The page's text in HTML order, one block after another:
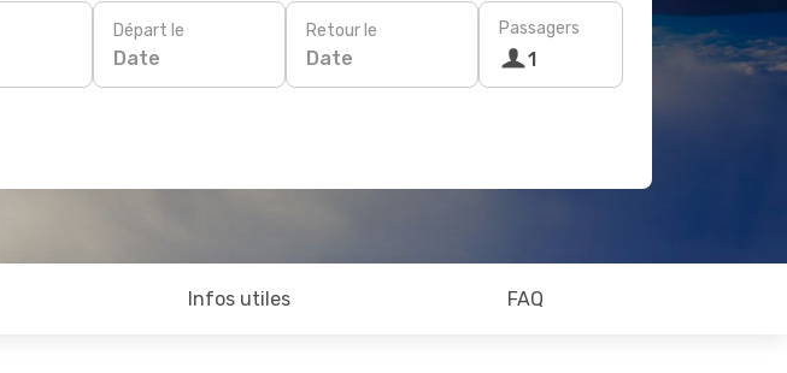
Départ le
Date
Retour le
Date
Passagers
1
Infos utiles FAQ